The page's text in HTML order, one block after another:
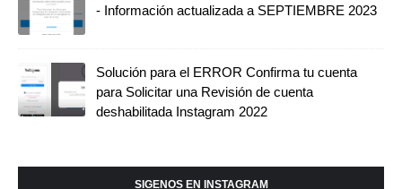
- Información actualizada a SEPTIEMBRE 2023
Solución para el ERROR Confirma tu cuenta
para Solicitar una Revisión de cuenta
deshabilitada Instagram 2022
SIGENOS EN INSTAGRAM